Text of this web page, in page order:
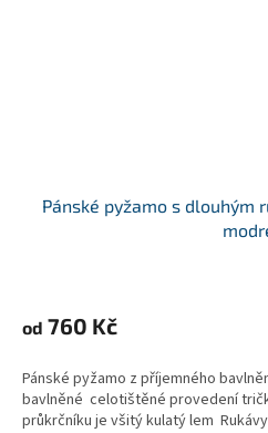
Pánské pyžamo s dlouhým
od 760 Kč
Pánské pyžamo z příjemného
bavlněné celotištěné provedení
průkrčníku je všitý kulatý lem Rukávy